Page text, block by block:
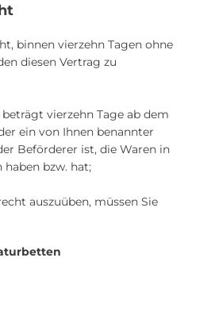
binnen vierzehn Tagen ohne
diesen Vertrag zu
vierzehn Tage ab dem
ein von Ihnen benannter
Beförderer ist, die Waren in
bzw. hat;
auszuüben, müssen Sie